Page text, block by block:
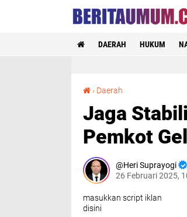
DAERAH HUKUM
› Daerah
Jaga
Pemkot
Heri Suprayogi
26 Februari 2025,
masukkan script iklan
disini